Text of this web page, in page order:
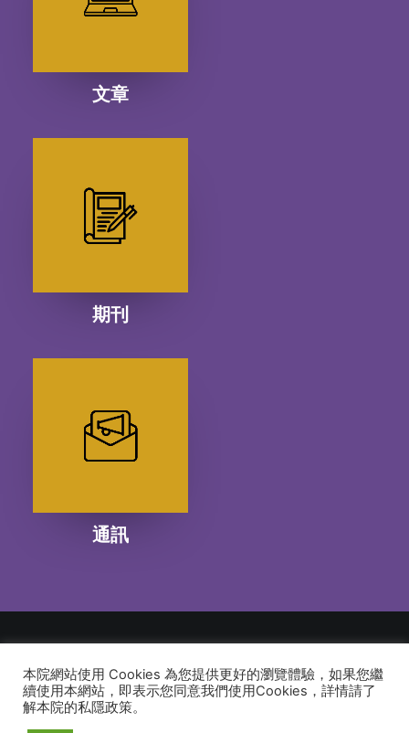
文章
期刊
通訊
© 2026 建道神學院Alliance Bible Seminary. All rights reserved
本院網站使用 Cookies 為您提供更好的瀏覽體驗，如果您繼
續使用本網站，即表示您同意我們使用Cookies，詳情請了
解本院的私隱政策。